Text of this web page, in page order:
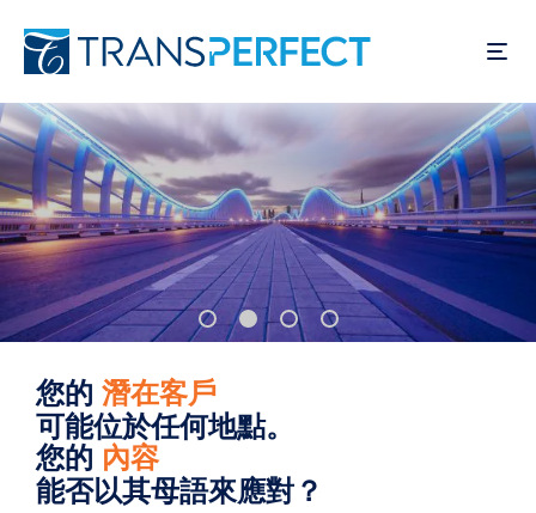
至
內
容
您的 使用者
可能位於任何地點。
您的 產品
能否以其母語來應對？